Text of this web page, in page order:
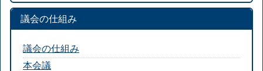
議会の仕組み
議会の仕組み
本会議